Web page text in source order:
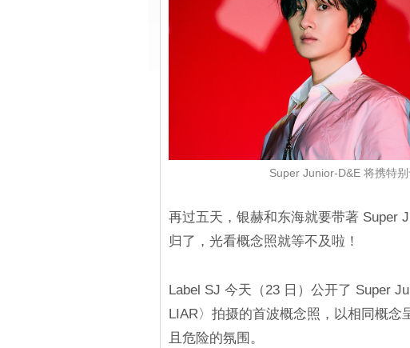
Super Junior-D&E 将携特
再过五天，银赫和东海就要带著 Super
归了，光看概念照就等不及啦！
Label SJ 今天（23 日）公开了 Super
LIAR〉拍摄的首波概念照，以相同概
且危险的氛围。